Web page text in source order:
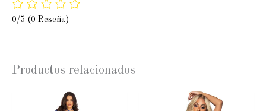
0/5 (0 Reseña)
Productos relacionados